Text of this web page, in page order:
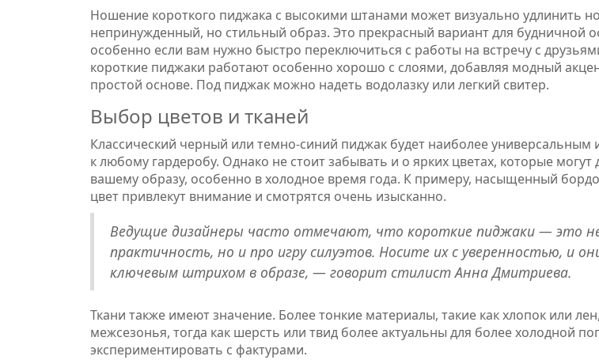
Ношение короткого пиджака с высокими штанами может визуально удлинить
непринужденный, но стильный образ. Это прекрасный вариант для будничной
особенно если вам нужно быстро переключиться с работы на встречу с
короткие пиджаки работают особенно хорошо с слоями, добавляя модный
простой основе. Под пиджак можно надеть водолазку или легкий свитер.
Выбор цветов и тканей
Классический черный или темно-синий пиджак будет наиболее универсальным
к любому гардеробу. Однако не стоит забывать и о ярких цветах, которые
вашему образу, особенно в холодное время года. К примеру, насыщенный
цвет привлекут внимание и смотрятся очень изысканно.
Ведущие дизайнеры часто отмечают, что короткие пиджаки — это
практичность, но и про игру силуэтов. Носите их с уверенностью, и
ключевым штрихом в образе, — говорит стилист Анна Дмитриева.
Ткани также имеют значение. Более тонкие материалы, такие как хлопок или
межсезонья, тогда как шерсть или твид более актуальны для более холодной
экспериментировать с фактурами.